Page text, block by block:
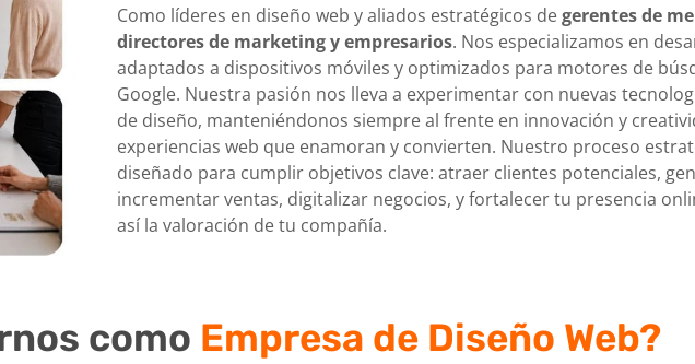
Como líderes en diseño web y aliados estratégicos degerentes de
directores de marketing y empresarios. Nos especializamos en
adaptados a dispositivos móviles y optimizados para motores de
Google. Nuestra pasión nos lleva a experimentar con nuevas
de diseño, manteniéndonos siempre al frente en innovación y
experiencias web que enamoran y convierten. Nuestro proceso
diseñado para cumplir objetivos clave: atraer clientes potenciales,
incrementar ventas, digitalizar negocios, y fortalecer tu presencia
así la valoración de tu compañía.
como Empresa de Diseño Web?